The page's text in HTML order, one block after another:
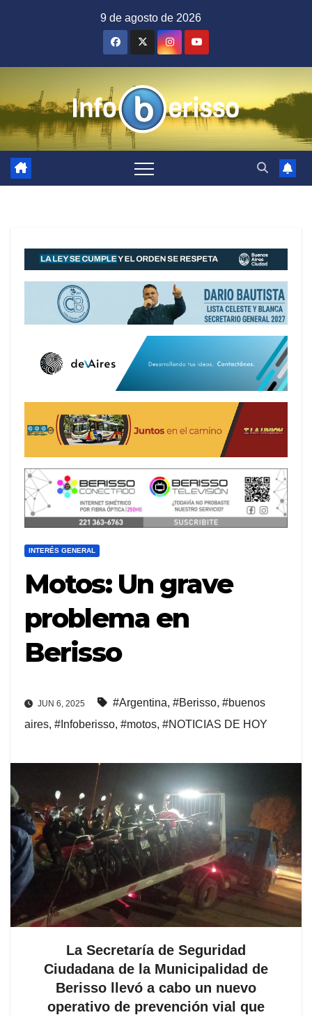
9 de agosto de 2026
INTERÉS GENERAL
Motos: Un grave
problema en
Berisso
JUN 6, 2025 #Argentina, #Berisso, #buenos
aires, #Infoberisso, #motos, #NOTICIAS DE HOY
La Secretaría de Seguridad
Ciudadana de la Municipalidad de
Berisso llevó a cabo un nuevo
operativo de prevención vial que